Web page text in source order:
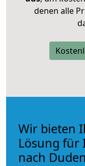
denen alle
Wir bieten
Lösung für
nach